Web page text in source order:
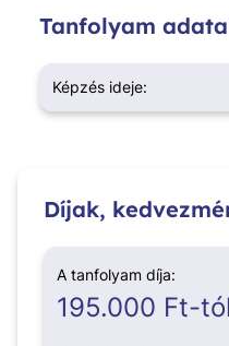
Tanfolyam
Képzés ideje:
Díjak,
A tanfolyam díja:
195.000 Ft-tól